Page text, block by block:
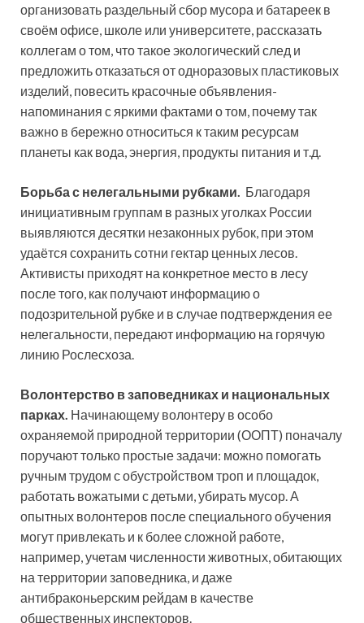
организовать раздельный сбор мусора и батареек в
своём офисе, школе или университете, рассказать
коллегам о том, что такое экологический след и
предложить отказаться от одноразовых пластиковых
изделий, повесить красочные объявления-
напоминания с яркими фактами о том, почему так
важно в бережно относиться к таким ресурсам
планеты как вода, энергия, продукты питания и т.д.
Борьба с нелегальными рубками. Благодаря
инициативным группам в разных уголках России
выявляются десятки незаконных рубок, при этом
удаётся сохранить сотни гектар ценных лесов.
Активисты приходят на конкретное место в лесу
после того, как получают информацию о
подозрительной рубке и в случае подтверждения ее
нелегальности, передают информацию на горячую
линию Рослесхоза.
Волонтерство в заповедниках и национальных
парках. Начинающему волонтеру в особо
охраняемой природной территории (ООПТ) поначалу
поручают только простые задачи: можно помогать
ручным трудом с обустройством троп и площадок,
работать вожатыми с детьми, убирать мусор. А
опытных волонтеров после специального обучения
могут привлекать и к более сложной работе,
например, учетам численности животных, обитающих
на территории заповедника, и даже
антибраконьерским рейдам в качестве
общественных инспекторов.